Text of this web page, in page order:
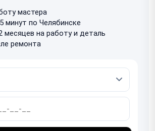
мастера
минут по Челябинске
месяцев на работу и деталь
ремонта